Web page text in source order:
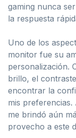
gaming nunca
la respuesta
Uno de los
monitor fue su
personalización.
brillo, el
encontrar la
mis
me brindó aún
provecho a este